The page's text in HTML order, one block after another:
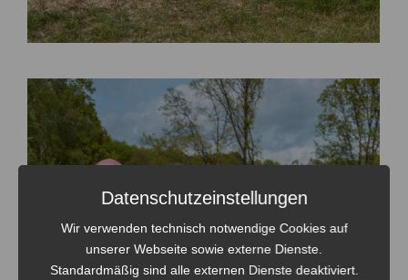
Datenschutzeinstellungen
Wir verwenden technisch notwendige Cookies auf
unserer Webseite sowie externe Dienste.
Standardmäßig sind alle externen Dienste deaktiviert.